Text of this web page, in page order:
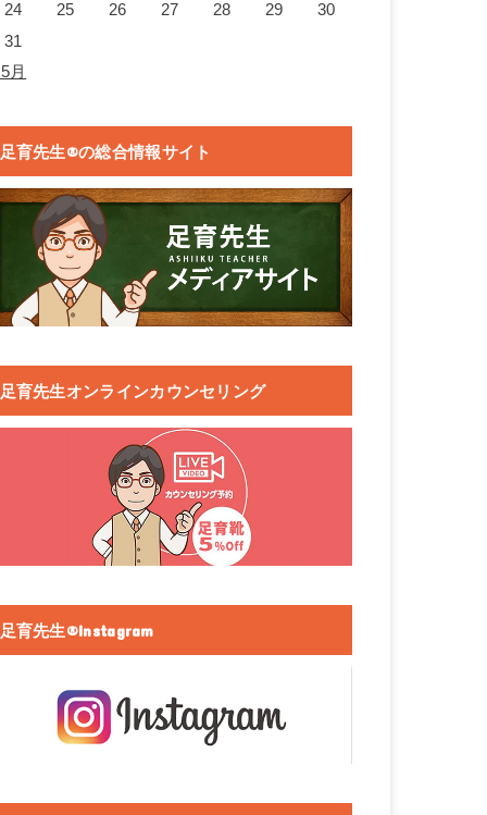
24
25 26 27 28 29
30
31
月
足育先生®の総合情報サイト
足育先生オンラインカウンセリング
足育先生®Instagram